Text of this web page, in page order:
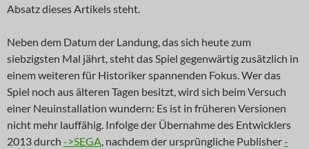
Absatz dieses Artikels steht.
Neben dem Datum der Landung, das sich heute zum
siebzigsten Mal jährt, steht das Spiel gegenwärtig zusätzlich in
einem weiteren für Historiker spannenden Fokus. Wer das
Spiel noch aus älteren Tagen besitzt, wird sich beim Versuch
einer Neuinstallation wundern: Es ist in früheren Versionen
nicht mehr lauffähig. Infolge der Übernahme des Entwicklers
2013 durch ->SEGA, nachdem der ursprüngliche Publisher-